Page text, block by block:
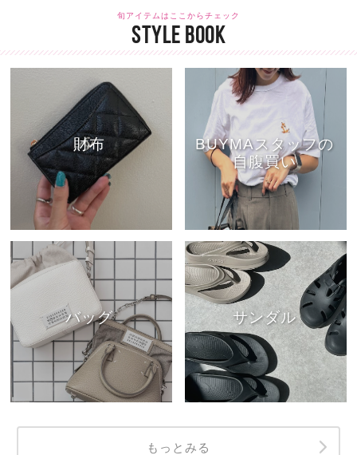
旬アイテムはここからチェック
STYLE BOOK
財布
BUYMAスタッフの
自腹買い
バッグ サンダル
もっとみる